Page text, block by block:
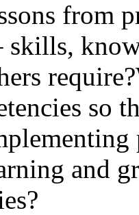
from
skills,
so
and